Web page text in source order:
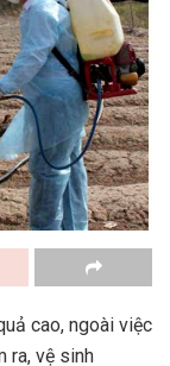
cao, ngoài việc
ra, vệ sinh